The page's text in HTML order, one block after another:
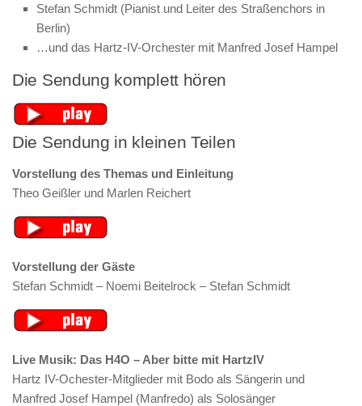
Stefan Schmidt (Pianist und Leiter des Straßenchors in
Berlin)
…und das Hartz-IV-Orchester mit Manfred Josef Hampel
Die Sendung komplett hören
Die Sendung in kleinen Teilen
Vorstellung des Themas und Einleitung
Theo Geißler und Marlen Reichert
Vorstellung der Gäste
Stefan Schmidt – Noemi Beitelrock – Stefan Schmidt
Live Musik: Das H4O – Aber bitte mit HartzIV
Hartz IV-Ochester-Mitglieder mit Bodo als Sängerin und
Manfred Josef Hampel (Manfredo) als Solosänger